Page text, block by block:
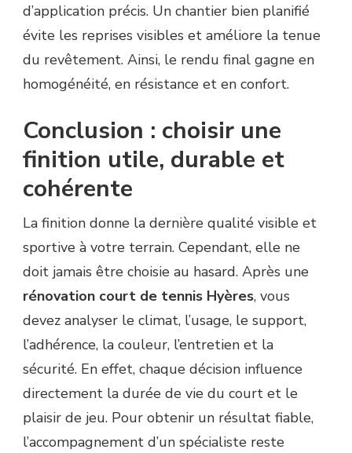
d’application précis. Un chantier bien planifié
évite les reprises visibles et améliore la tenue
du revêtement. Ainsi, le rendu final gagne en
homogénéité, en résistance et en confort.
Conclusion : choisir une
finition utile, durable et
cohérente
La finition donne la dernière qualité visible et
sportive à votre terrain. Cependant, elle ne
doit jamais être choisie au hasard. Après une
rénovation court de tennis Hyères, vous
devez analyser le climat, l’usage, le support,
l’adhérence, la couleur, l’entretien et la
sécurité. En effet, chaque décision influence
directement la durée de vie du court et le
plaisir de jeu. Pour obtenir un résultat fiable,
l’accompagnement d’un spécialiste reste